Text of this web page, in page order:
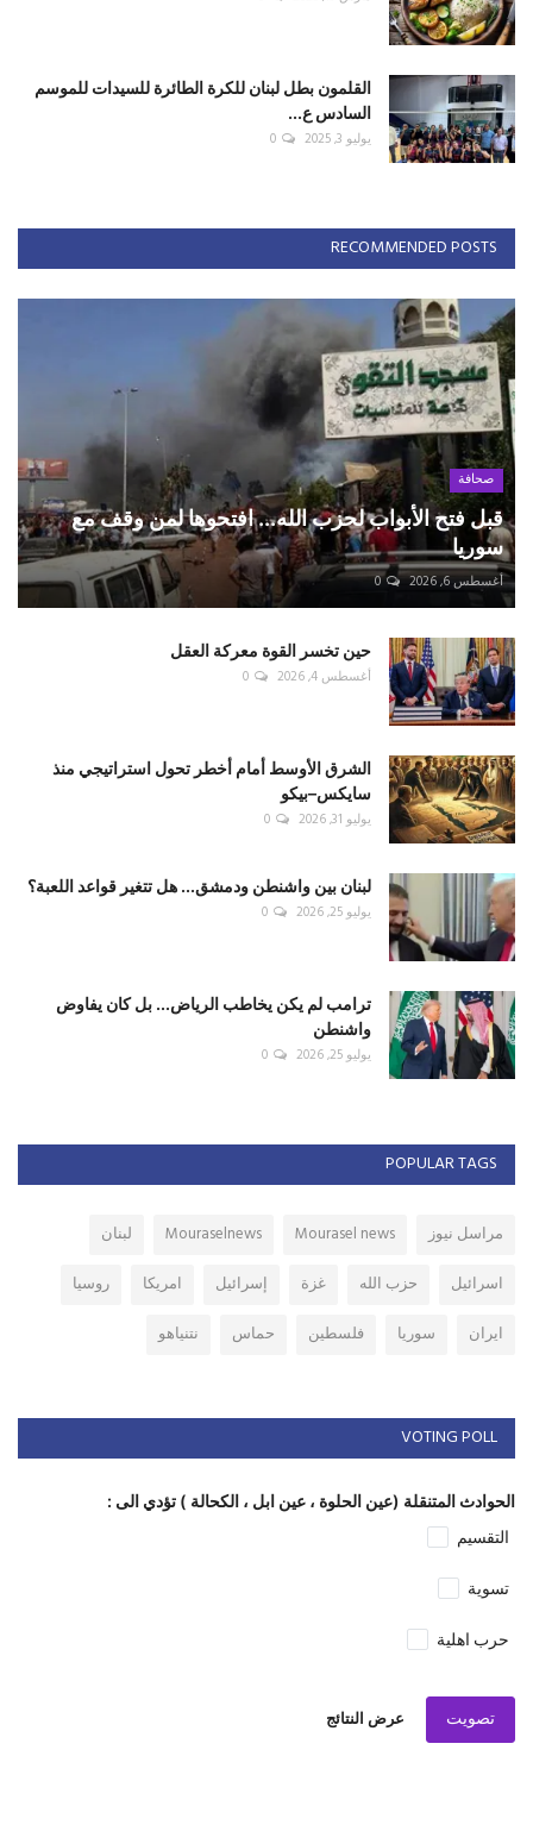
القلمون بطل لبنان للكرة الطائرة للسيدات للموسم
السادس ع...
يوليو 3, 2025 0
RECOMMENDED POSTS
صحافة
قبل فتح الأبواب لحزب الله... افتحوها لمن وقف مع
سوريا
أغسطس 6, 2026 0
حين تخسر القوة معركة العقل
أغسطس 4, 2026 0
الشرق الأوسط أمام أخطر تحول استراتيجي منذ
سايكس–بيكو
يوليو 31, 2026 0
لبنان بين واشنطن ودمشق... هل تتغير قواعد اللعبة؟
يوليو 25, 2026 0
ترامب لم يكن يخاطب الرياض... بل كان يفاوض
واشنطن
يوليو 25, 2026 0
POPULAR TAGS
مراسل نيوز Mourasel news
Mouraselnews
لبنان
اسرائيل
حزب الله غزة إسرائيل امريكا
روسيا
ايران
سوريا فلسطين حماس نتنياهو
VOTING POLL
الحوادث المتنقلة (عين الحلوة ، عين ابل ، الكحالة ) تؤدي الى :
التقسيم
تسوية
حرب اهلية
تصويت عرض النتائج